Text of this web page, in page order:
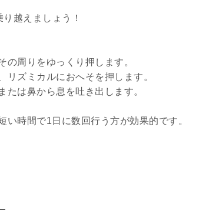
越えましょう！
周りをゆっくり押します。
ズミカルにおへそを押します。
は鼻から息を吐き出します。
い時間で1日に数回行う方が効果的です。